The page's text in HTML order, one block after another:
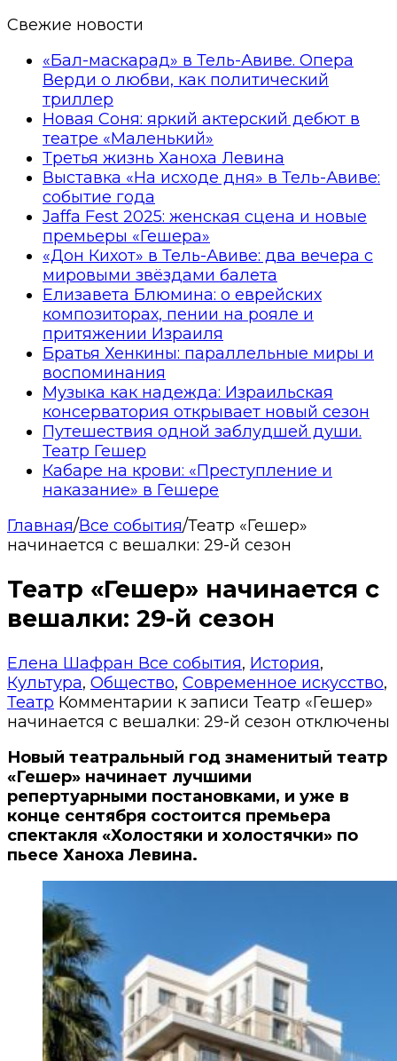
Свежие новости
«Бал-маскарад» в Тель-Авиве. Опера
Верди о любви, как политический
триллер
Новая Соня: яркий актерский дебют в
театре «Маленький»
Третья жизнь Ханоха Левина
Выставка «На исходе дня» в Тель-Авиве:
событие года
Jaffa Fest 2025: женская сцена и новые
премьеры «Гешера»
«Дон Кихот» в Тель-Авиве: два вечера с
мировыми звёздами балета
Елизавета Блюмина: о еврейских
композиторах, пении на рояле и
притяжении Израиля
Братья Хенкины: параллельные миры и
воспоминания
Музыка как надежда: Израильская
консерватория открывает новый сезон
Путешествия одной заблудшей души.
Театр Гешер
Кабаре на крови: «Преступление и
наказание» в Гешере
Главная/Все события/Театр «Гешер»
начинается с вешалки: 29-й сезон
Театр «Гешер» начинается с
вешалки: 29-й сезон
Елена Шафран Все события, История,
Культура, Общество, Современное искусство,
Театр Комментарии к записи Театр «Гешер»
начинается с вешалки: 29-й сезон отключены
Новый театральный год знаменитый театр
«Гешер» начинает лучшими
репертуарными постановками, и уже в
конце сентября состоится премьера
спектакля «Холостяки и холостячки» по
пьесе Ханоха Левина.